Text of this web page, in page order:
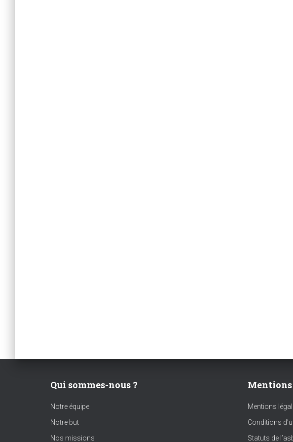
Qui sommes-nous ?
Notre équipe
Notre but
Nos missions
Mentions
Conditions
Statuts de